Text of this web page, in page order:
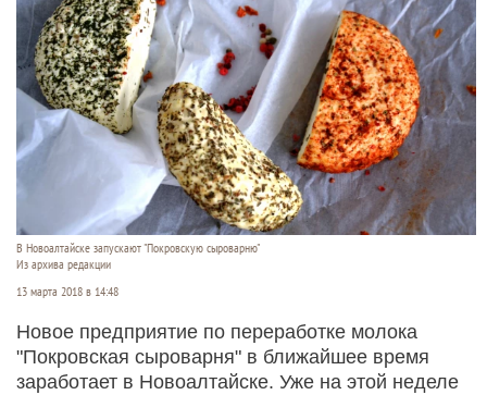
В Новоалтайске запускают "Покровскую сыроварню"
Из архива редакции
13 марта 2018 в 14:48
Новое предприятие по переработке молока
"Покровская сыроварня" в ближайшее время
заработает в Новоалтайске. Уже на этой неделе